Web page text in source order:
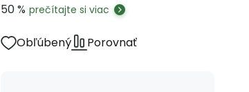
50 % prečítajte si viac
Obľúbený Porovnať